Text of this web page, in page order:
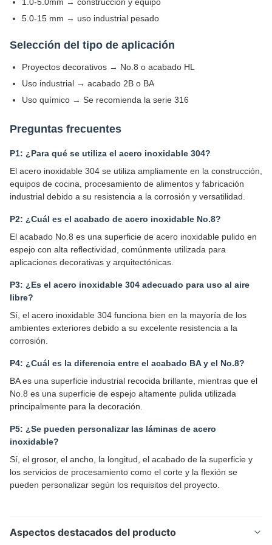
5.0-15 mm → uso industrial pesado
Selección del tipo de aplicación
Proyectos decorativos → No.8 o acabado HL
Uso industrial → acabado 2B o BA
Uso químico → Se recomienda la serie 316
Preguntas frecuentes
P1: ¿Para qué se utiliza el acero inoxidable 304?
El acero inoxidable 304 se utiliza ampliamente en la construcción,
equipos de cocina, procesamiento de alimentos y fabricación
industrial debido a su resistencia a la corrosión y versatilidad.
P2: ¿Cuál es el acabado de acero inoxidable No.8?
El acabado No.8 es una superficie de acero inoxidable pulido en
espejo con alta reflectividad, comúnmente utilizada para
aplicaciones decorativas y arquitectónicas.
P3: ¿Es el acero inoxidable 304 adecuado para uso al aire
libre?
Sí, el acero inoxidable 304 funciona bien en la mayoría de los
ambientes exteriores debido a su excelente resistencia a la
corrosión.
P4: ¿Cuál es la diferencia entre el acabado BA y el No.8?
BA es una superficie industrial recocida brillante, mientras que el
No.8 es una superficie de espejo altamente pulida utilizada
principalmente para la decoración.
P5: ¿Se pueden personalizar las láminas de acero
inoxidable?
Sí, el grosor, el ancho, la longitud, el acabado de la superficie y
los servicios de procesamiento como el corte y la flexión se
pueden personalizar según los requisitos del proyecto.
Aspectos destacados del producto